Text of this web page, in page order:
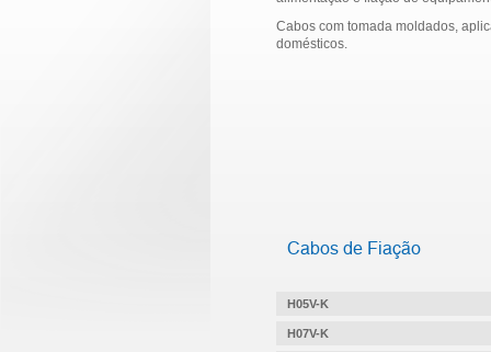
Cabos com tomada moldados,
domésticos.
Cabos de Fiação
H05V-K
H07V-K